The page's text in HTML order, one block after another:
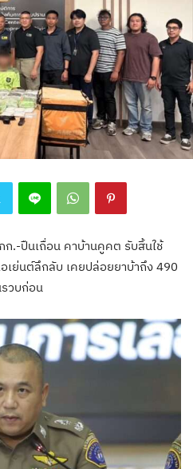
.-ปืนเถื่อน คาบ้านคูคต รับสิ้นใช้
เย่นต์ลึกลับ เคยปล่อยยาบ้าถึง 490
วบก่อน